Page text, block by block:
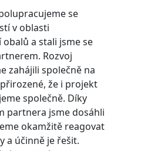
se
v oblasti
a stali jsme se
Rozvoj
zahájili společně na
že i projekt
společně. Díky
partnera jsme dosáhli
okamžitě reagovat
a účinně je řešit.